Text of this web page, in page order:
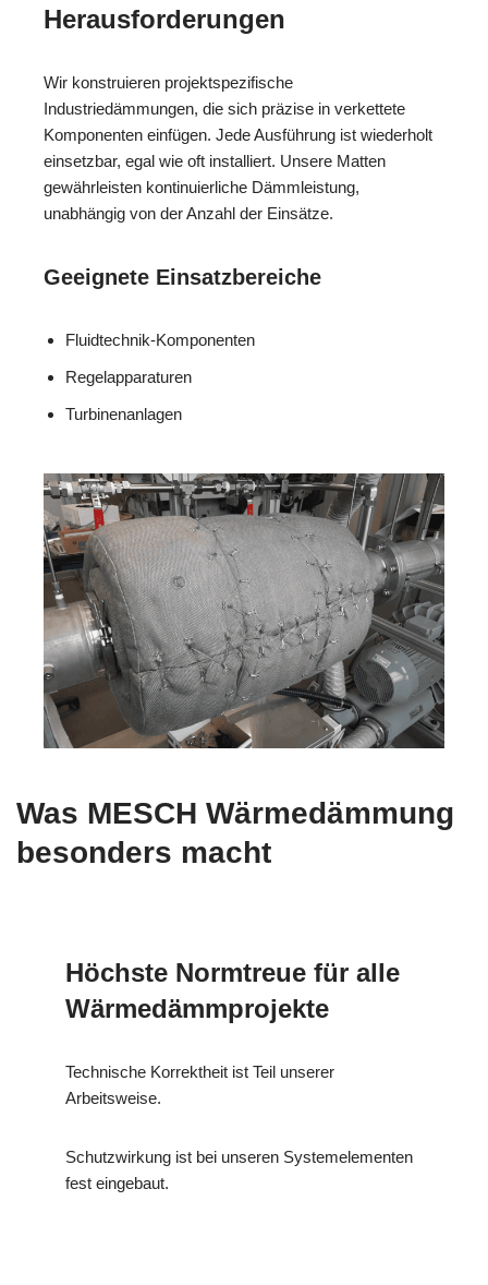
Herausforderungen
Wir konstruieren projektspezifische
Industriedämmungen, die sich präzise in verkettete
Komponenten einfügen. Jede Ausführung ist wiederholt
einsetzbar, egal wie oft installiert. Unsere Matten
gewährleisten kontinuierliche Dämmleistung,
unabhängig von der Anzahl der Einsätze.
Geeignete Einsatzbereiche
Fluidtechnik-Komponenten
Regelapparaturen
Turbinenanlagen
Was MESCH Wärmedämmung
besonders macht
Höchste Normtreue für alle
Wärmedämmprojekte
Technische Korrektheit ist Teil unserer
Arbeitsweise.
Schutzwirkung ist bei unseren Systemelementen
fest eingebaut.